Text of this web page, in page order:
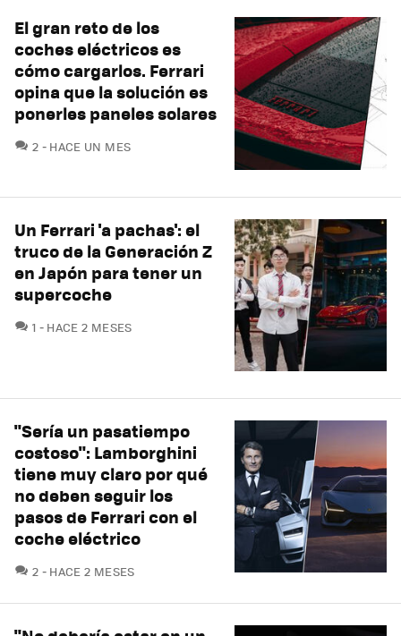
El gran reto de los
coches eléctricos es
cómo cargarlos. Ferrari
opina que la solución es
ponerles paneles solares
2 COMENTARIOS
HACE UN MES
Un Ferrari 'a pachas': el
truco de la Generación Z
en Japón para tener un
supercoche
1 COMENTARIOS
HACE 2 MESES
"Sería un pasatiempo
costoso": Lamborghini
tiene muy claro por qué
no deben seguir los
pasos de Ferrari con el
coche eléctrico
2 COMENTARIOS
HACE 2 MESES